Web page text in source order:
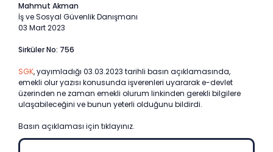
Mahmut Akman
İş ve Sosyal Güvenlik Danışmanı
03 Mart 2023
Sirküler No: 756
SGK, yayımladığı 03.03.2023 tarihli basın açıklamasında,
emekli olur yazısı konusunda işverenleri uyararak e-devlet
üzerinden ne zaman emekli olurum linkinden gerekli bilgilere
ulaşabileceğini ve bunun yeterli olduğunu bildirdi.
Basın açıklaması için tıklayınız.